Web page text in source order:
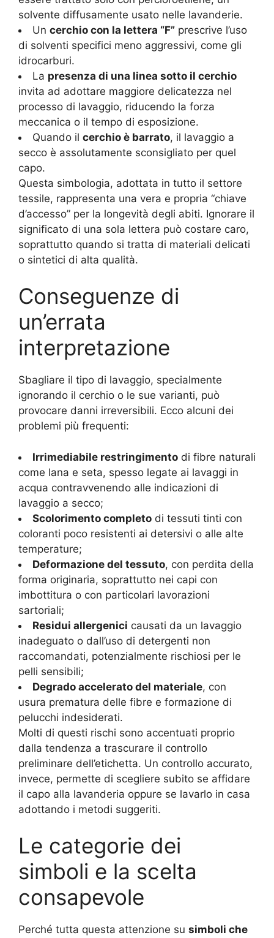
solvente diffusamente usato nelle lavanderie.
Un cerchio con la lettera “F” prescrive l’uso
di solventi specifici meno aggressivi, come gli
idrocarburi.
La presenza di una linea sotto il cerchio
invita ad adottare maggiore delicatezza nel
processo di lavaggio, riducendo la forza
meccanica o il tempo di esposizione.
Quando il cerchio è barrato, il lavaggio a
secco è assolutamente sconsigliato per quel
capo.
Questa simbologia, adottata in tutto il settore
tessile, rappresenta una vera e propria “chiave
d’accesso” per la longevità degli abiti. Ignorare il
significato di una sola lettera può costare caro,
soprattutto quando si tratta di materiali delicati
o sintetici di alta qualità.
Conseguenze di
un’errata
interpretazione
Sbagliare il tipo di lavaggio, specialmente
ignorando il cerchio o le sue varianti, può
provocare danni irreversibili. Ecco alcuni dei
problemi più frequenti:
Irrimediabile restringimento di fibre naturali
come lana e seta, spesso legate ai lavaggi in
acqua contravvenendo alle indicazioni di
lavaggio a secco;
Scolorimento completo di tessuti tinti con
coloranti poco resistenti ai detersivi o alle alte
temperature;
Deformazione del tessuto, con perdita della
forma originaria, soprattutto nei capi con
imbottitura o con particolari lavorazioni
sartoriali;
Residui allergenici causati da un lavaggio
inadeguato o dall’uso di detergenti non
raccomandati, potenzialmente rischiosi per le
pelli sensibili;
Degrado accelerato del materiale, con
usura prematura delle fibre e formazione di
pelucchi indesiderati.
Molti di questi rischi sono accentuati proprio
dalla tendenza a trascurare il controllo
preliminare dell’etichetta. Un controllo accurato,
invece, permette di scegliere subito se affidare
il capo alla lavanderia oppure se lavarlo in casa
adottando i metodi suggeriti.
Le categorie dei
simboli e la scelta
consapevole
Perché tutta questa attenzione su simboli che